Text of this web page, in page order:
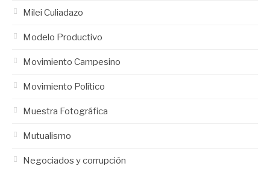
Milei Culiadazo
Modelo Productivo
Movimiento Campesino
Movimiento Político
Muestra Fotográfica
Mutualismo
Negociados y corrupción